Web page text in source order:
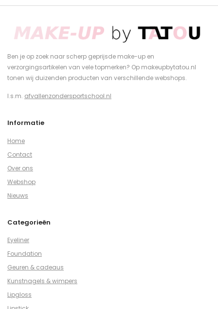
Ben je op zoek naar scherp geprijsde make-up en
verzorgingsartikelen van vele topmerken? Op makeupbytatou.nl
tonen wij duizenden producten van verschillende webshops.
I.s.m. afvallenzondersportschool.nl
Informatie
Home
Contact
Over ons
Webshop
Nieuws
Categorieën
Eyeliner
Foundation
Geuren & cadeaus
Kunstnagels & wimpers
Lipgloss